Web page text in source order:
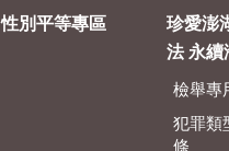
性別平等專區
珍愛澎
法 永續
檢舉專
犯罪類
條